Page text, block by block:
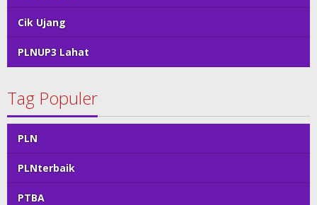
Cik Ujang
PLNUP3 Lahat
Tag Populer
PLN
PLNterbaik
PTBA